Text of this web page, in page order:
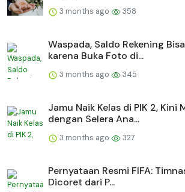
3 months ago 358
Waspada, Saldo Rekening
karena Buka Foto di...
3 months ago 345
Jamu Naik Kelas di PIK 2, Kini
dengan Selera Ana...
3 months ago 327
Pernyataan Resmi FIFA:
Dicoret dari P...